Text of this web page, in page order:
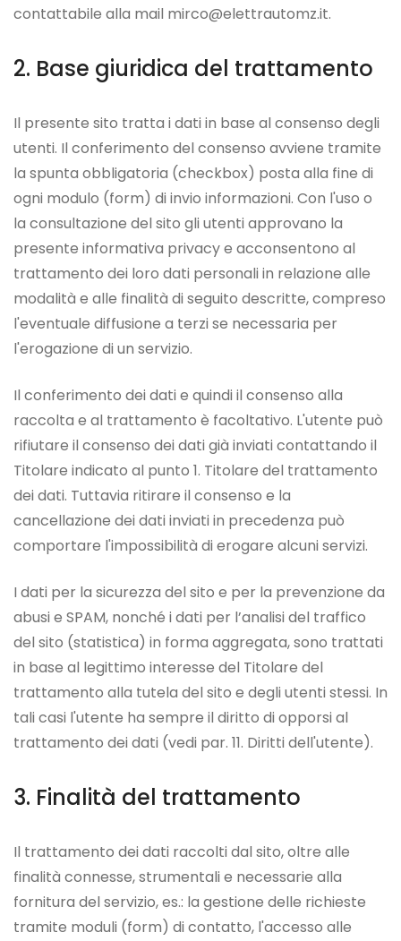
contattabile alla mail mirco@elettrautomz.it.
Base giuridica del trattamento
Il presente sito tratta i dati in base al consenso degli
utenti. Il conferimento del consenso avviene tramite
la spunta obbligatoria (checkbox) posta alla fine di
ogni modulo (form) di invio informazioni. Con l'uso o
la consultazione del sito gli utenti approvano la
presente informativa privacy e acconsentono al
trattamento dei loro dati personali in relazione alle
modalità e alle finalità di seguito descritte, compreso
l'eventuale diffusione a terzi se necessaria per
l'erogazione di un servizio.
Il conferimento dei dati e quindi il consenso alla
raccolta e al trattamento è facoltativo. L'utente può
rifiutare il consenso dei dati già inviati contattando il
Titolare indicato al punto 1. Titolare del trattamento
dei dati. Tuttavia ritirare il consenso e la
cancellazione dei dati inviati in precedenza può
comportare l'impossibilità di erogare alcuni servizi.
I dati per la sicurezza del sito e per la prevenzione da
abusi e SPAM, nonché i dati per l’analisi del traffico
del sito (statistica) in forma aggregata, sono trattati
in base al legittimo interesse del Titolare del
trattamento alla tutela del sito e degli utenti stessi. In
tali casi l'utente ha sempre il diritto di opporsi al
trattamento dei dati (vedi par. 11. Diritti dell'utente).
Finalità del trattamento
Il trattamento dei dati raccolti dal sito, oltre alle
finalità connesse, strumentali e necessarie alla
fornitura del servizio, es.: la gestione delle richieste
tramite moduli (form) di contatto, l'accesso alle